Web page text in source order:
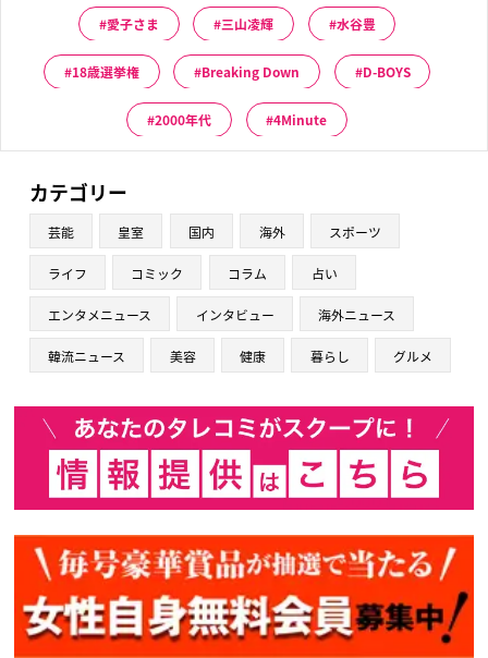
愛子さま 三山凌輝 水谷豊
18歳選挙権 Breaking Down D-BOYS
2000年代 4Minute
カテゴリー
芸能 皇室 国内 海外 スポーツ
ライフ コミック コラム 占い
エンタメニュース インタビュー 海外ニュース
韓流ニュース 美容 健康 暮らし グルメ